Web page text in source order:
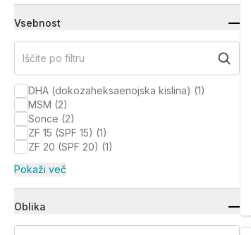
Vsebnost
Iščite po filtru
DHA (dokozaheksaenojska kislina) (1)
MSM (2)
Sonce (2)
ZF 15 (SPF 15) (1)
ZF 20 (SPF 20) (1)
Pokaži več
Oblika